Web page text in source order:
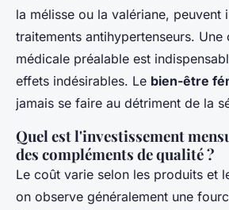
la mélisse ou la valériane, peuvent
traitements antihypertenseurs. Une
médicale préalable est
effets indésirables. Le bien-être
jamais se faire au détriment de la
Quel est l'investissement
des compléments de qualité ?
Le coût varie selon les produits et
on observe généralement une